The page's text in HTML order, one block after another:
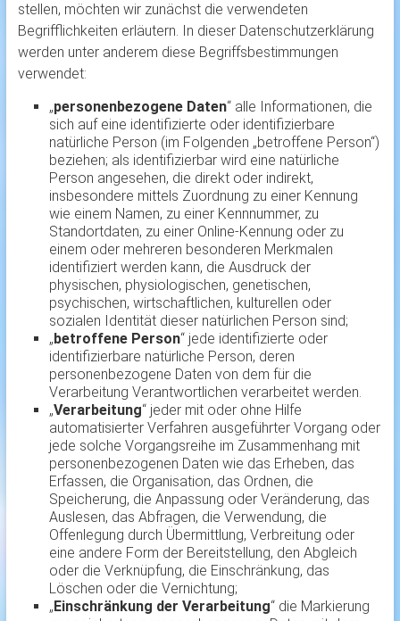
stellen, möchten wir zunächst die verwendeten
Begrifflichkeiten erläutern. In dieser Datenschutzerklärung
werden unter anderem diese Begriffsbestimmungen
verwendet:
„personenbezogene Daten“ alle Informationen, die
sich auf eine identifizierte oder identifizierbare
natürliche Person (im Folgenden „betroffene Person“)
beziehen; als identifizierbar wird eine natürliche
Person angesehen, die direkt oder indirekt,
insbesondere mittels Zuordnung zu einer Kennung
wie einem Namen, zu einer Kennnummer, zu
Standortdaten, zu einer Online-Kennung oder zu
einem oder mehreren besonderen Merkmalen
identifiziert werden kann, die Ausdruck der
physischen, physiologischen, genetischen,
psychischen, wirtschaftlichen, kulturellen oder
sozialen Identität dieser natürlichen Person sind;
„betroffene Person“ jede identifizierte oder
identifizierbare natürliche Person, deren
personenbezogene Daten von dem für die
Verarbeitung Verantwortlichen verarbeitet werden.
„Verarbeitung“ jeder mit oder ohne Hilfe
automatisierter Verfahren ausgeführter Vorgang oder
jede solche Vorgangsreihe im Zusammenhang mit
personenbezogenen Daten wie das Erheben, das
Erfassen, die Organisation, das Ordnen, die
Speicherung, die Anpassung oder Veränderung, das
Auslesen, das Abfragen, die Verwendung, die
Offenlegung durch Übermittlung, Verbreitung oder
eine andere Form der Bereitstellung, den Abgleich
oder die Verknüpfung, die Einschränkung, das
Löschen oder die Vernichtung;
„Einschränkung der Verarbeitung“ die Markierung